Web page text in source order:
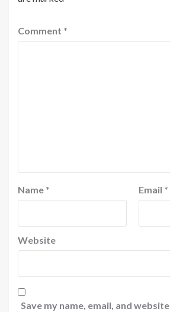
Comment *
Name * Email *
Website
Save my name, email, and